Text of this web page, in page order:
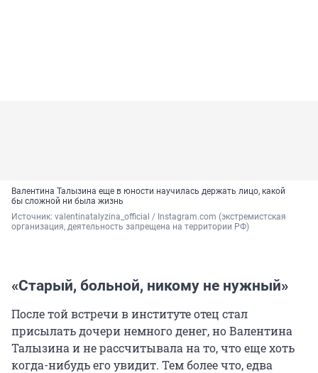
Валентина Талызина еще в юности научилась держать лицо, какой
бы сложной ни была жизнь
Источник: valentinatalyzina_official / Instagram.com (экстремистская
организация, деятельность запрещена на территории РФ)
«Старый, больной, никому не нужный»
После той встречи в институте отец стал
присылать дочери немного денег, но Валентина
Талызина и не рассчитывала на то, что еще хоть
когда-нибудь его увидит. Тем более что, едва